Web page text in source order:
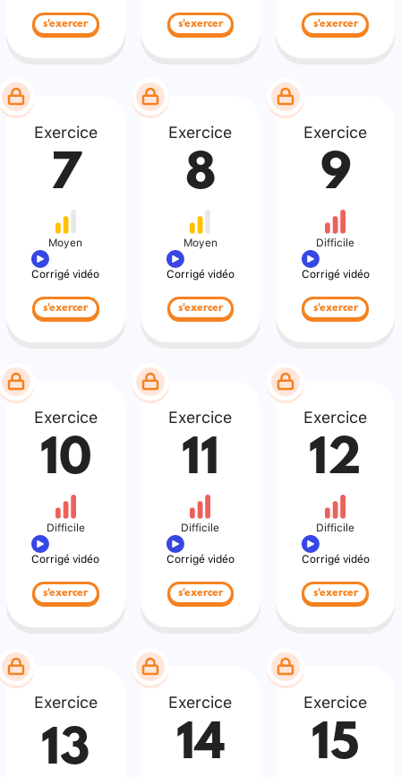
s'exercer s'exercer s'exercer
Exercice
7
Moyen
Corrigé vidéo
s'exercer
Exercice
8
Moyen
Corrigé vidéo
s'exercer
Exercice
9
Difficile
Corrigé vidéo
s'exercer
Exercice
10
Difficile
Corrigé vidéo
s'exercer
Exercice
11
Difficile
Corrigé vidéo
s'exercer
Exercice
12
Difficile
Corrigé vidéo
s'exercer
Exercice
13
Exercice
14
Exercice
15